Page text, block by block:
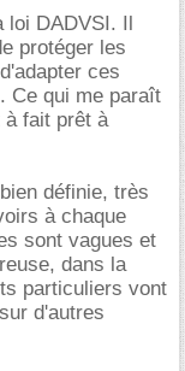
loi DADVSI. Il
protéger les
ces
Ce qui me paraît
à fait prêt à
définie, très
à chaque
sont vagues et
dans la
particuliers vont
d'autres